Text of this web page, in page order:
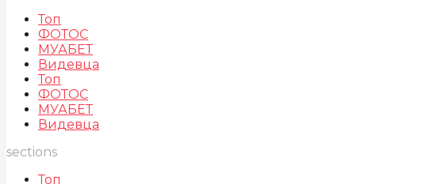
Топ
ФОТОС
МУАБЕТ
Видевца
Топ
ФОТОС
МУАБЕТ
Видевца
sections
Топ